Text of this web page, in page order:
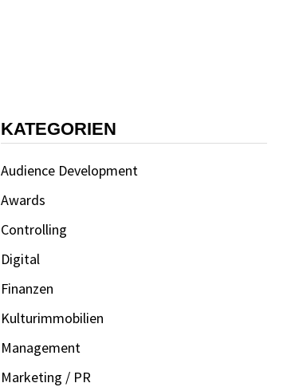
KATEGORIEN
Audience Development
Awards
Controlling
Digital
Finanzen
Kulturimmobilien
Management
Marketing / PR